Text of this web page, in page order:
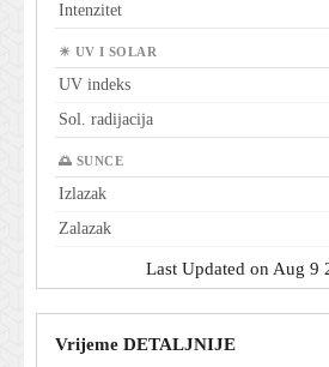
Intenzitet
☀ UV I SOLAR
UV indeks
Sol. radijacija
🌅 SUNCE
Izlazak
Zalazak
Last Updated on Aug 9
Vrijeme DETALJNIJE